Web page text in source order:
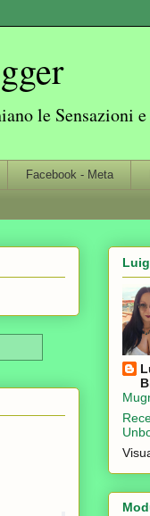
le Sensazioni
Facebook - Meta